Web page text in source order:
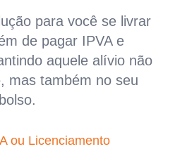
para você se livrar
de pagar IPVA e
aquele alívio não
mas também no seu
bolso.
ou Licenciamento